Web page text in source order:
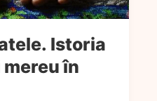
Istoria
în